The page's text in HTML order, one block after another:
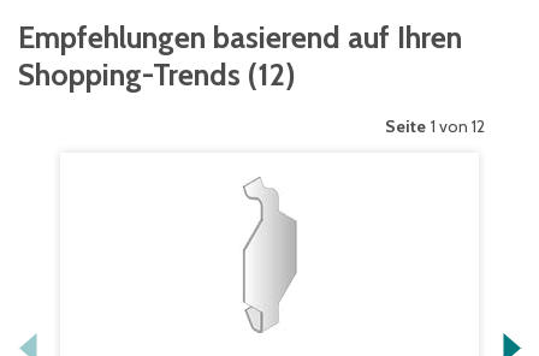
Empfehlungen basierend auf Ihren
Shopping-Trends (12)
Seite 1 von 12